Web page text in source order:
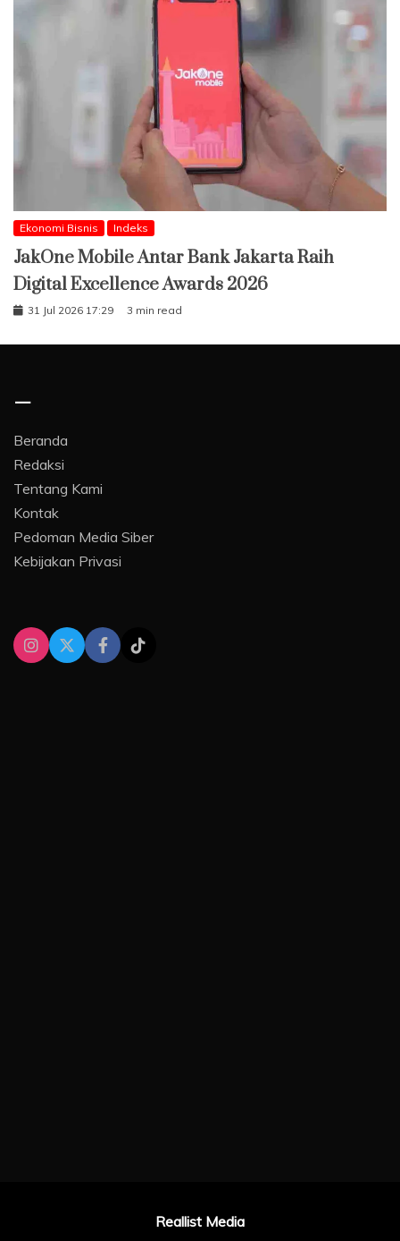
Ekonomi Bisnis Indeks
JakOne Mobile Antar Bank Jakarta Raih
Digital Excellence Awards 2026
31 Jul 2026 17:29 3 min read
–
Beranda
Redaksi
Tentang Kami
Kontak
Pedoman Media Siber
Kebijakan Privasi
Reallist Media